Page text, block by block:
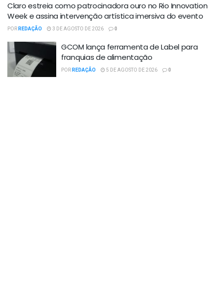
Claro estreia como patrocinadora ouro no Rio Innovation
Week e assina intervenção artística imersiva do evento
PORREDAÇÃO 3 DE AGOSTO DE 2026 0
GCOM lança ferramenta de Label para
franquias de alimentação
PORREDAÇÃO 5 DE AGOSTO DE 2026 0